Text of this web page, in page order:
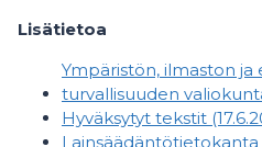
Lisätietoa
Ympäristön, ilmaston ja
turvallisuuden
Hyväksytyt tekstit
Lainsäädäntötietokanta